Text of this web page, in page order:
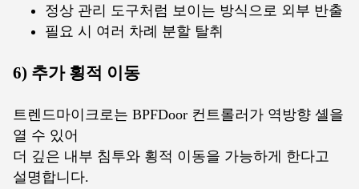
정상 관리 도구처럼 보이는 방식으로 외부 반출
필요 시 여러 차례 분할 탈취
6) 추가 횡적 이동
트렌드마이크로는 BPFDoor 컨트롤러가 역방향 셸을
열 수 있어
더 깊은 내부 침투와 횡적 이동을 가능하게 한다고
설명합니다.